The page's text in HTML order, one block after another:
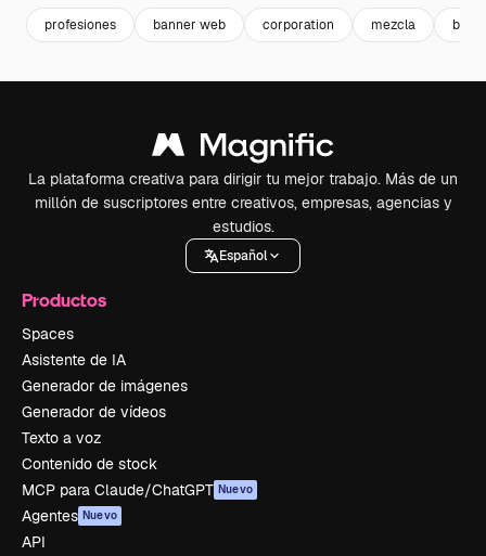
profesiones banner web corporation mezcla
La plataforma creativa para dirigir tu mejor trabajo. Más de un
millón de suscriptores entre creativos, empresas, agencias y
estudios.
Español
Productos
Spaces
Asistente de IA
Generador de imágenes
Generador de vídeos
Texto a voz
Contenido de stock
MCP para Claude/ChatGPT Nuevo
Agentes Nuevo
API